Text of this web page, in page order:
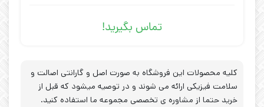
تماس بگیرید!
کلیه محصولات این فروشگاه به صورت اصل و گارانتی اصالت و
سلامت فیزیکی ارائه می شوند و در توصیه میشود که قبل از
خرید حتما از مشاوره ی تخصصی مجموعه ما استفاده کنید.